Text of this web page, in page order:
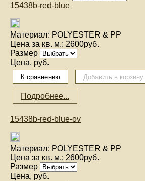
15438b-red-blue
Материал: POLYESTER & PP
Цена за кв. м.: 2600руб.
Размер
Цена, руб.
Подробнее...
15438b-red-blue-ov
Материал: POLYESTER & PP
Цена за кв. м.: 2600руб.
Размер
Цена, руб.